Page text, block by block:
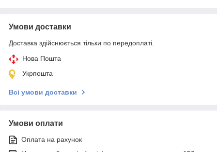
Умови доставки
Доставка здійснюється тільки по передоплаті.
Нова Пошта
Укрпошта
Всі умови доставки
Умови оплати
Оплата на рахунок